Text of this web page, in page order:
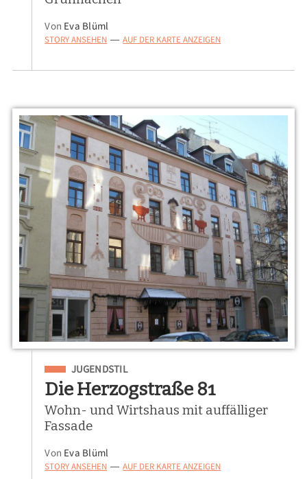
Von Eva Blüml
STORY ANSEHEN — AUF DER KARTE ANZEIGEN
Eingeordnet unter
JUGENDSTIL
Die Herzogstraße 81
Wohn- und Wirtshaus mit auffälliger
Fassade
Von Eva Blüml
STORY ANSEHEN — AUF DER KARTE ANZEIGEN